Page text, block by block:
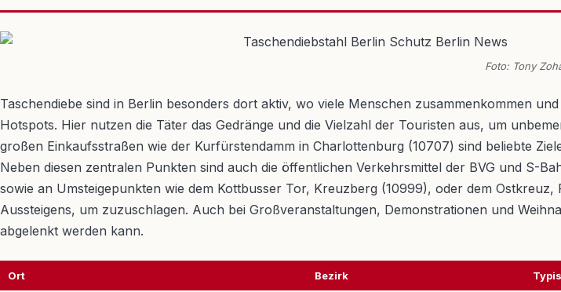
Foto: Tony
Taschendiebe sind in Berlin besonders dort aktiv, wo viele Menschen zusammenkommen
Hotspots. Hier nutzen die Täter das Gedränge und die Vielzahl der Touristen aus, um
großen Einkaufsstraßen wie der Kurfürstendamm in Charlottenburg (10707) sind beliebte
Neben diesen zentralen Punkten sind auch die öffentlichen Verkehrsmittel der BVG und S-
sowie an Umsteigepunkten wie dem Kottbusser Tor, Kreuzberg (10999), oder dem
Aussteigens, um zuzuschlagen. Auch bei Großveranstaltungen, Demonstrationen und
abgelenkt werden kann.
Ort Bezirk